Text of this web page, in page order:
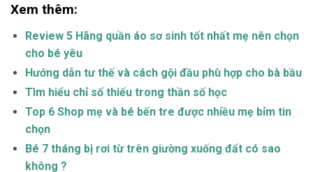
Xem thêm:
Review 5 Hãng quần áo sơ sinh tốt nhất mẹ nên chọn
cho bé yêu
Hướng dẫn tư thế và cách gội đầu phù hợp cho bà bầu
Tìm hiểu chỉ số thiếu trong thần số học
Top 6 Shop mẹ và bé bến tre được nhiều mẹ bỉm tin
chọn
Bé 7 tháng bị rơi từ trên giường xuống đất có sao
không ?